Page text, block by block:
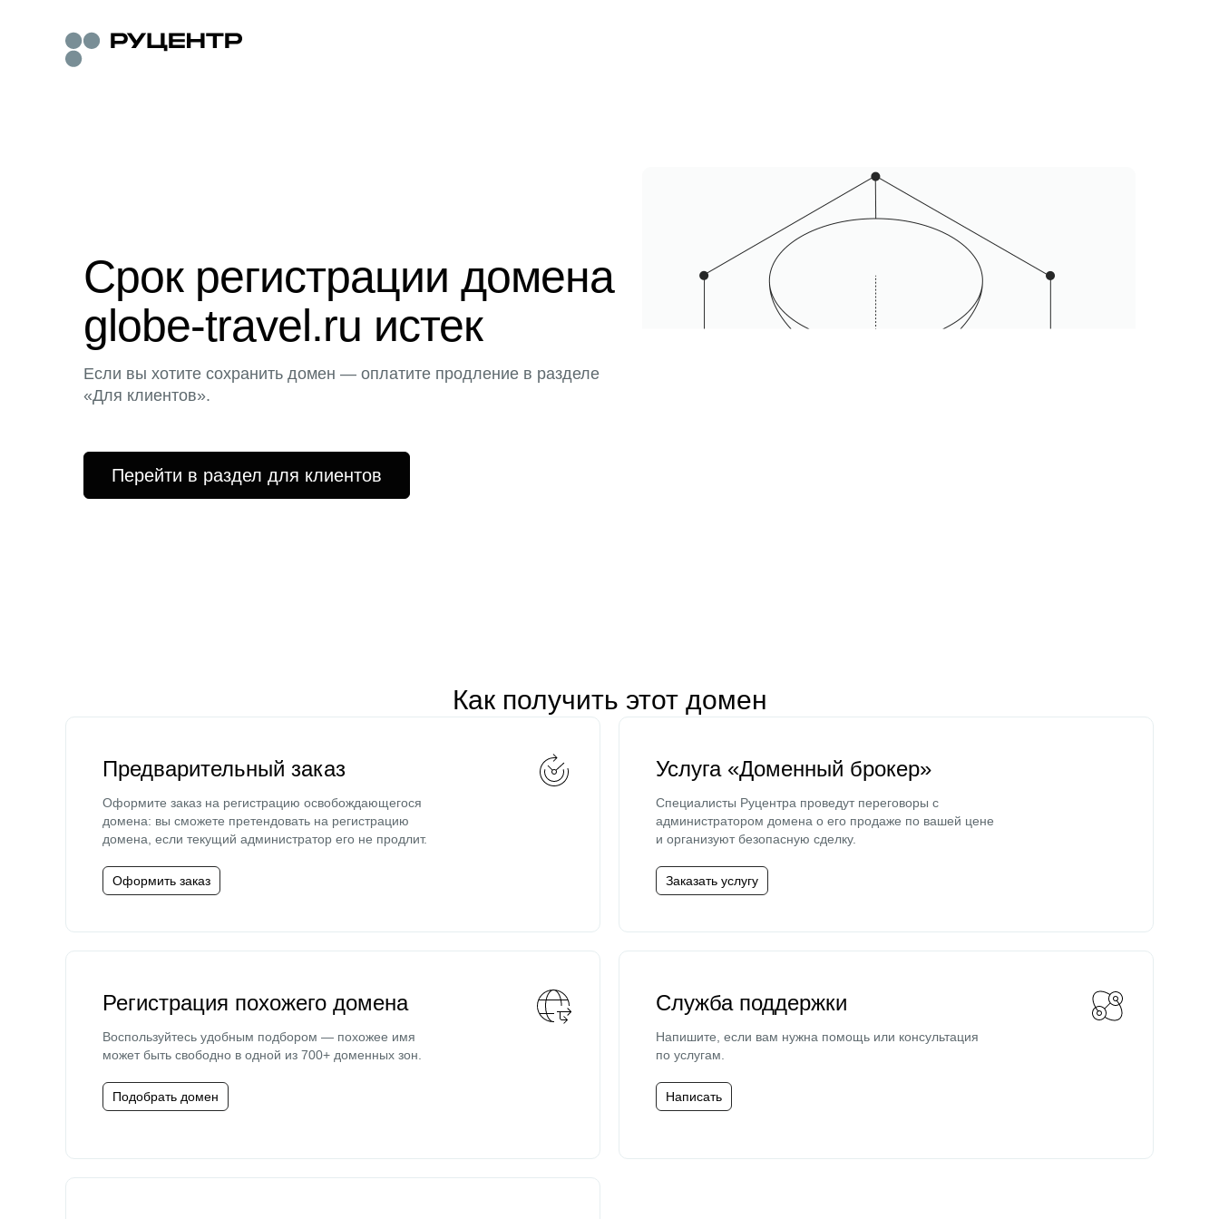
Срок регистрации домена
globe-travel.ru истек
Если вы хотите сохранить домен — оплатите продление в разделе
«Для клиентов».
Перейти в раздел для клиентов
Как получить этот домен
Предварительный заказ
Оформите заказ на регистрацию освобождающегося
домена: вы сможете претендовать на регистрацию
домена, если текущий администратор его не продлит.
Оформить заказ
Услуга «Доменный брокер»
Специалисты Руцентра проведут переговоры с
администратором домена о его продаже по вашей цене
и организуют безопасную сделку.
Заказать услугу
Регистрация похожего домена
Воспользуйтесь удобным подбором — похожее имя
может быть свободно в одной из 700+ доменных зон.
Подобрать домен
Служба поддержки
Напишите, если вам нужна помощь или консультация
по услугам.
Написать